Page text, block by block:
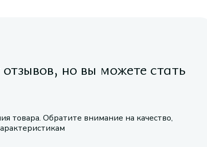
но вы можете стать
товара. Обратите внимание на качество,